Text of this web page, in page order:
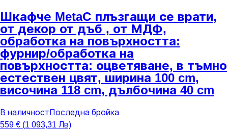
Шкафче MetaС плъзгащи се врати,
от декор от дъб , от МДФ,
oбработка на повърхността:
фурнир/oбработка на
повърхността: оцветяване, в тъмно
естествен цвят, ширина 100 cm,
височина 118 cm, дълбочина 40 cm
В наличност Последна бройка
559 € (1 093,31 Лв)